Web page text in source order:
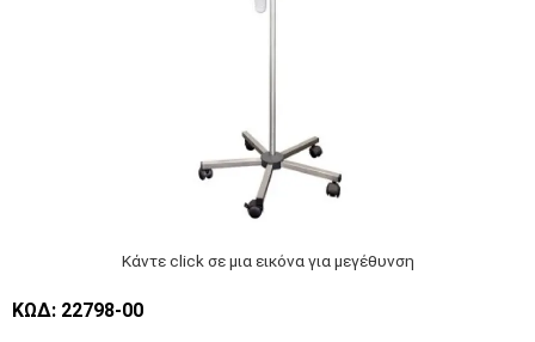
Κάντε click σε μια εικόνα για μεγέθυνση
ΚΩΔ: 22798-00